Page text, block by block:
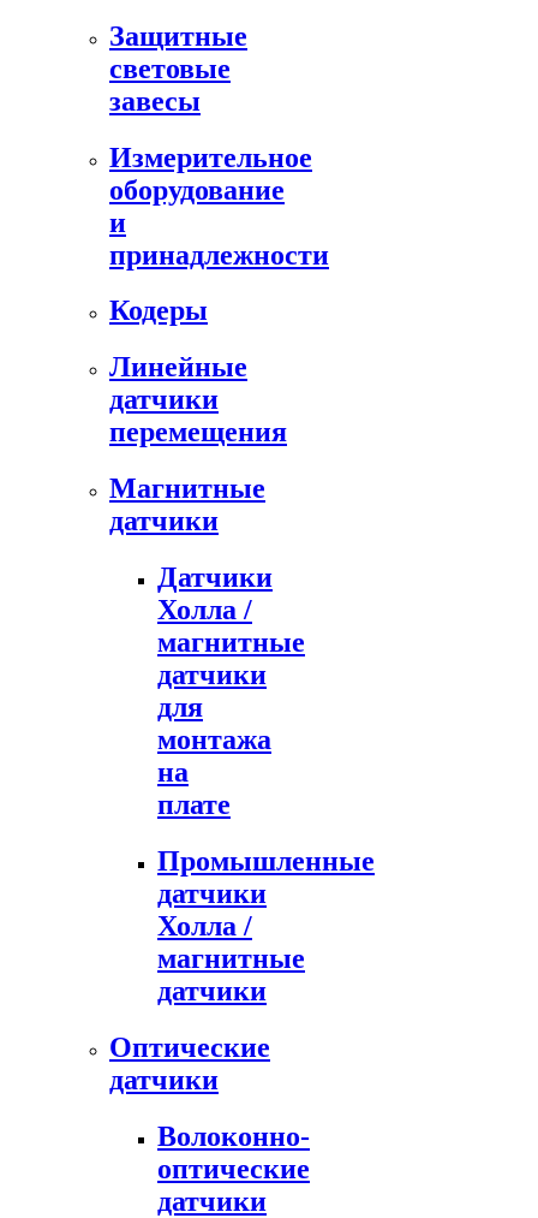
Защитные
световые
завесы
Измерительное
оборудование
и
принадлежности
Кодеры
Линейные
датчики
перемещения
Магнитные
датчики
Датчики
Холла /
магнитные
датчики
для
монтажа
на
плате
Промышленные
датчики
Холла /
магнитные
датчики
Оптические
датчики
Волоконно-
оптические
датчики